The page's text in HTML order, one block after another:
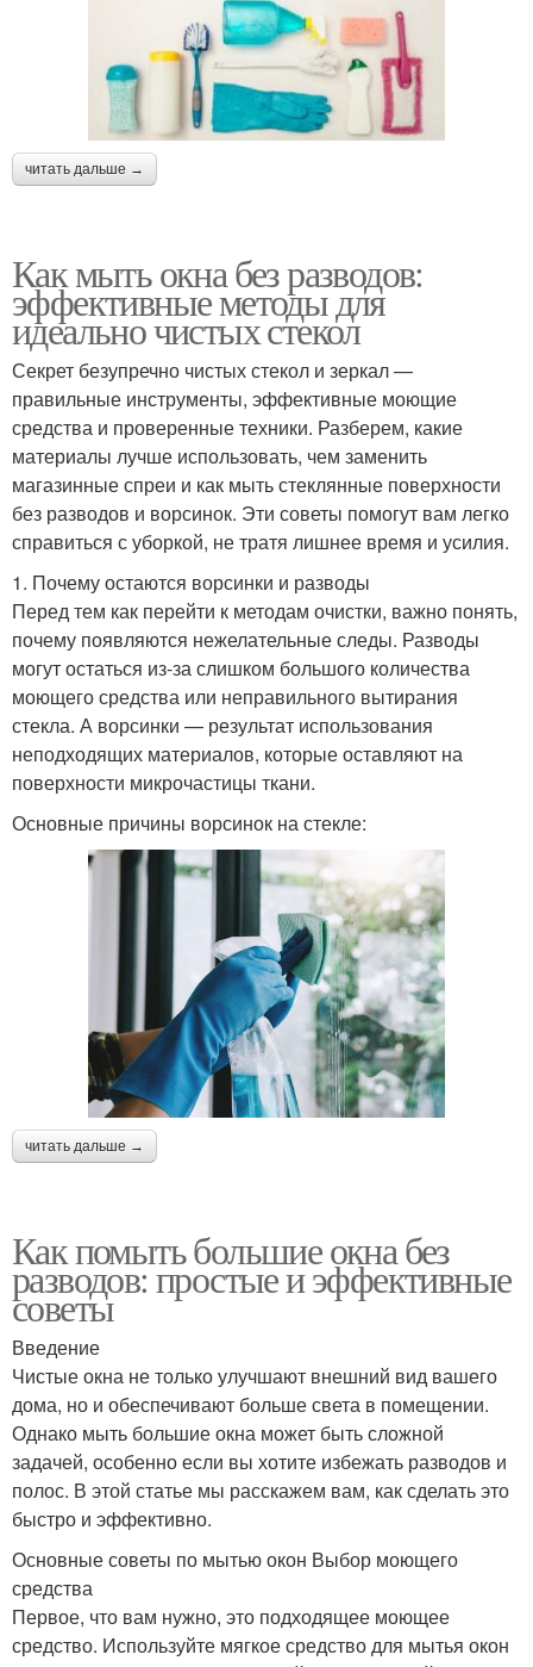
читать дальше →
Как мыть окна без разводов:
эффективные методы для
идеально чистых стекол
Секрет безупречно чистых стекол и зеркал —
правильные инструменты, эффективные моющие
средства и проверенные техники. Разберем, какие
материалы лучше использовать, чем заменить
магазинные спреи и как мыть стеклянные поверхности
без разводов и ворсинок. Эти советы помогут вам легко
справиться с уборкой, не тратя лишнее время и усилия.
1. Почему остаются ворсинки и разводы
Перед тем как перейти к методам очистки, важно понять,
почему появляются нежелательные следы. Разводы
могут остаться из-за слишком большого количества
моющего средства или неправильного вытирания
стекла. А ворсинки — результат использования
неподходящих материалов, которые оставляют на
поверхности микрочастицы ткани.
Основные причины ворсинок на стекле:
читать дальше →
Как помыть большие окна без
разводов: простые и эффективные
советы
Введение
Чистые окна не только улучшают внешний вид вашего
дома, но и обеспечивают больше света в помещении.
Однако мыть большие окна может быть сложной
задачей, особенно если вы хотите избежать разводов и
полос. В этой статье мы расскажем вам, как сделать это
быстро и эффективно.
Основные советы по мытью окон Выбор моющего
средства
Первое, что вам нужно, это подходящее моющее
средство. Используйте мягкое средство для мытья окон